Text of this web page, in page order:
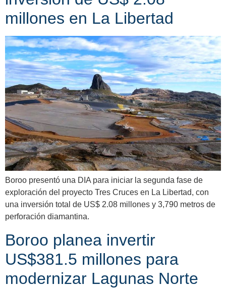
millones en La Libertad
Boroo presentó una DIA para iniciar la segunda fase de
exploración del proyecto Tres Cruces en La Libertad, con
una inversión total de US$ 2.08 millones y 3,790 metros de
perforación diamantina.
Boroo planea invertir
US$381.5 millones para
modernizar Lagunas Norte